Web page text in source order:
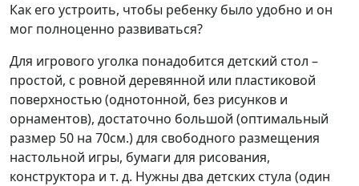
Как его устроить, чтобы ребенку было удобно и он
мог полноценно развиваться?
Для игрового уголка понадобится детский стол –
простой, с ровной деревянной или пластиковой
поверхностью (однотонной, без рисунков и
орнаментов), достаточно большой (оптимальный
размер 50 на 70см.) для свободного размещения
настольной игры, бумаги для рисования,
конструктора и т. д. Нужны два детских стула (один